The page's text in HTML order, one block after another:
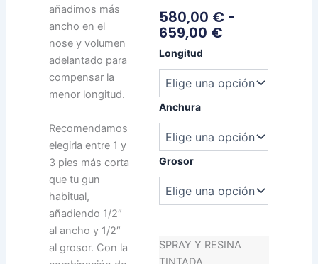
580,00 € -
659,00 €
Rango
De
580,00 €
Hasta
Longitud
Anchura
Grosor
SPRAY Y RESINA
Chemistry
cantidad
añadimos más
ancho en el
nose y volumen
adelantado para
compensar la
menor longitud.
Recomendamos
elegirla entre 1 y
3 pies más corta
que tu gun
habitual,
añadiendo 1/2″
al ancho y 1/2″
al grosor. Con la